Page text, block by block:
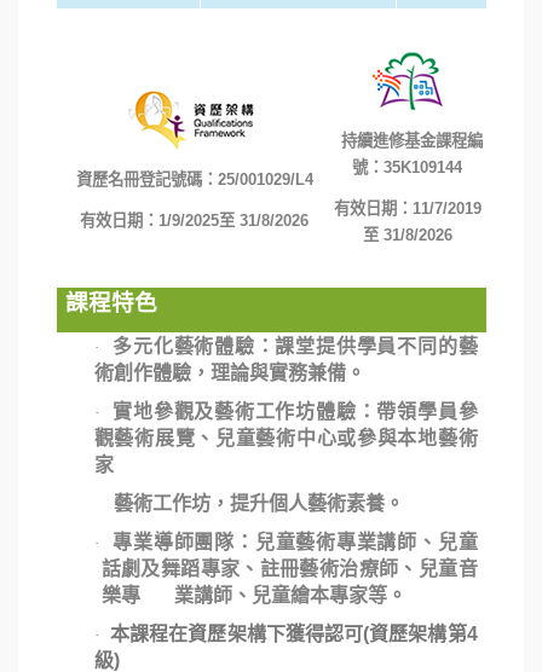
資歷名冊登記號碼： 25/001029/L4
有效日期：1/9/2025至 31/8/2026
持續進修基金課程編
號：35K109144
有效日期： 11/7/2019
至31/8/2026
課程特色
·
多元化藝術體驗：課堂提供學員不同的藝
術創作體驗，理論與實務兼備。
·
實地參觀及藝術工作坊體驗：帶領學員參
觀藝術展覽、兒童藝術中心或參與本地藝術
家
藝術工作坊，提升個人藝術素養。
·
專業導師團隊：兒童藝術專業講師、兒童
話劇及舞蹈專家、註冊藝術治療師、兒童音
樂專 業講師、兒童繪本專家等。
·本課程在資歷架構下獲得認可(資歷架構第4
級)